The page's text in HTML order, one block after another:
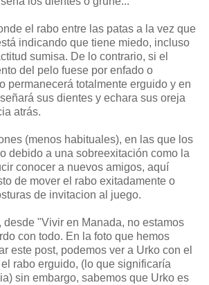
el rabo entre las patas a la vez que
indicando que tiene miedo, incluso
sumisa. De lo contrario, si el
del pelo fuese por enfado o
permanecerá totalmente erguido y en
sus dientes y echara sus oreja
atrás.
(menos habituales), en las que los
debido a una sobreexitación como la
conocer a nuevos amigos, aquí
de mover el rabo exitadamente o
de invitacion al juego.
desde "Vivir en Manada, no estamos
con todo. En la foto que hemos
este post, podemos ver a Urko con el
rabo erguido, (lo que significaría
sin embargo, sabemos que Urko es